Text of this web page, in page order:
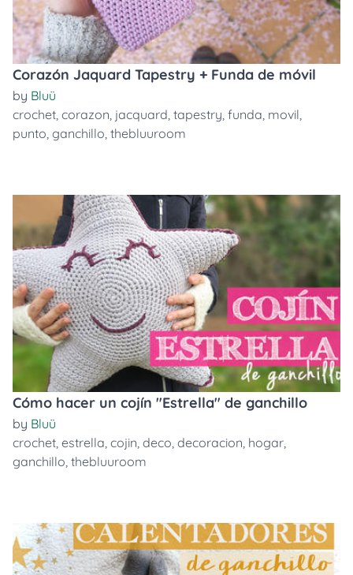
Corazón Jaquard Tapestry + Funda de móvil
by Bluü
crochet, corazon, jacquard, tapestry, funda, movil,
punto, ganchillo, thebluuroom
Cómo hacer un cojín "Estrella" de ganchillo
by Bluü
crochet, estrella, cojin, deco, decoracion, hogar,
ganchillo, thebluuroom